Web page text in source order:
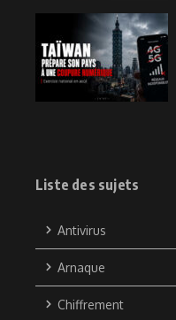
Liste des sujets
Antivirus
Arnaque
Chiffrement